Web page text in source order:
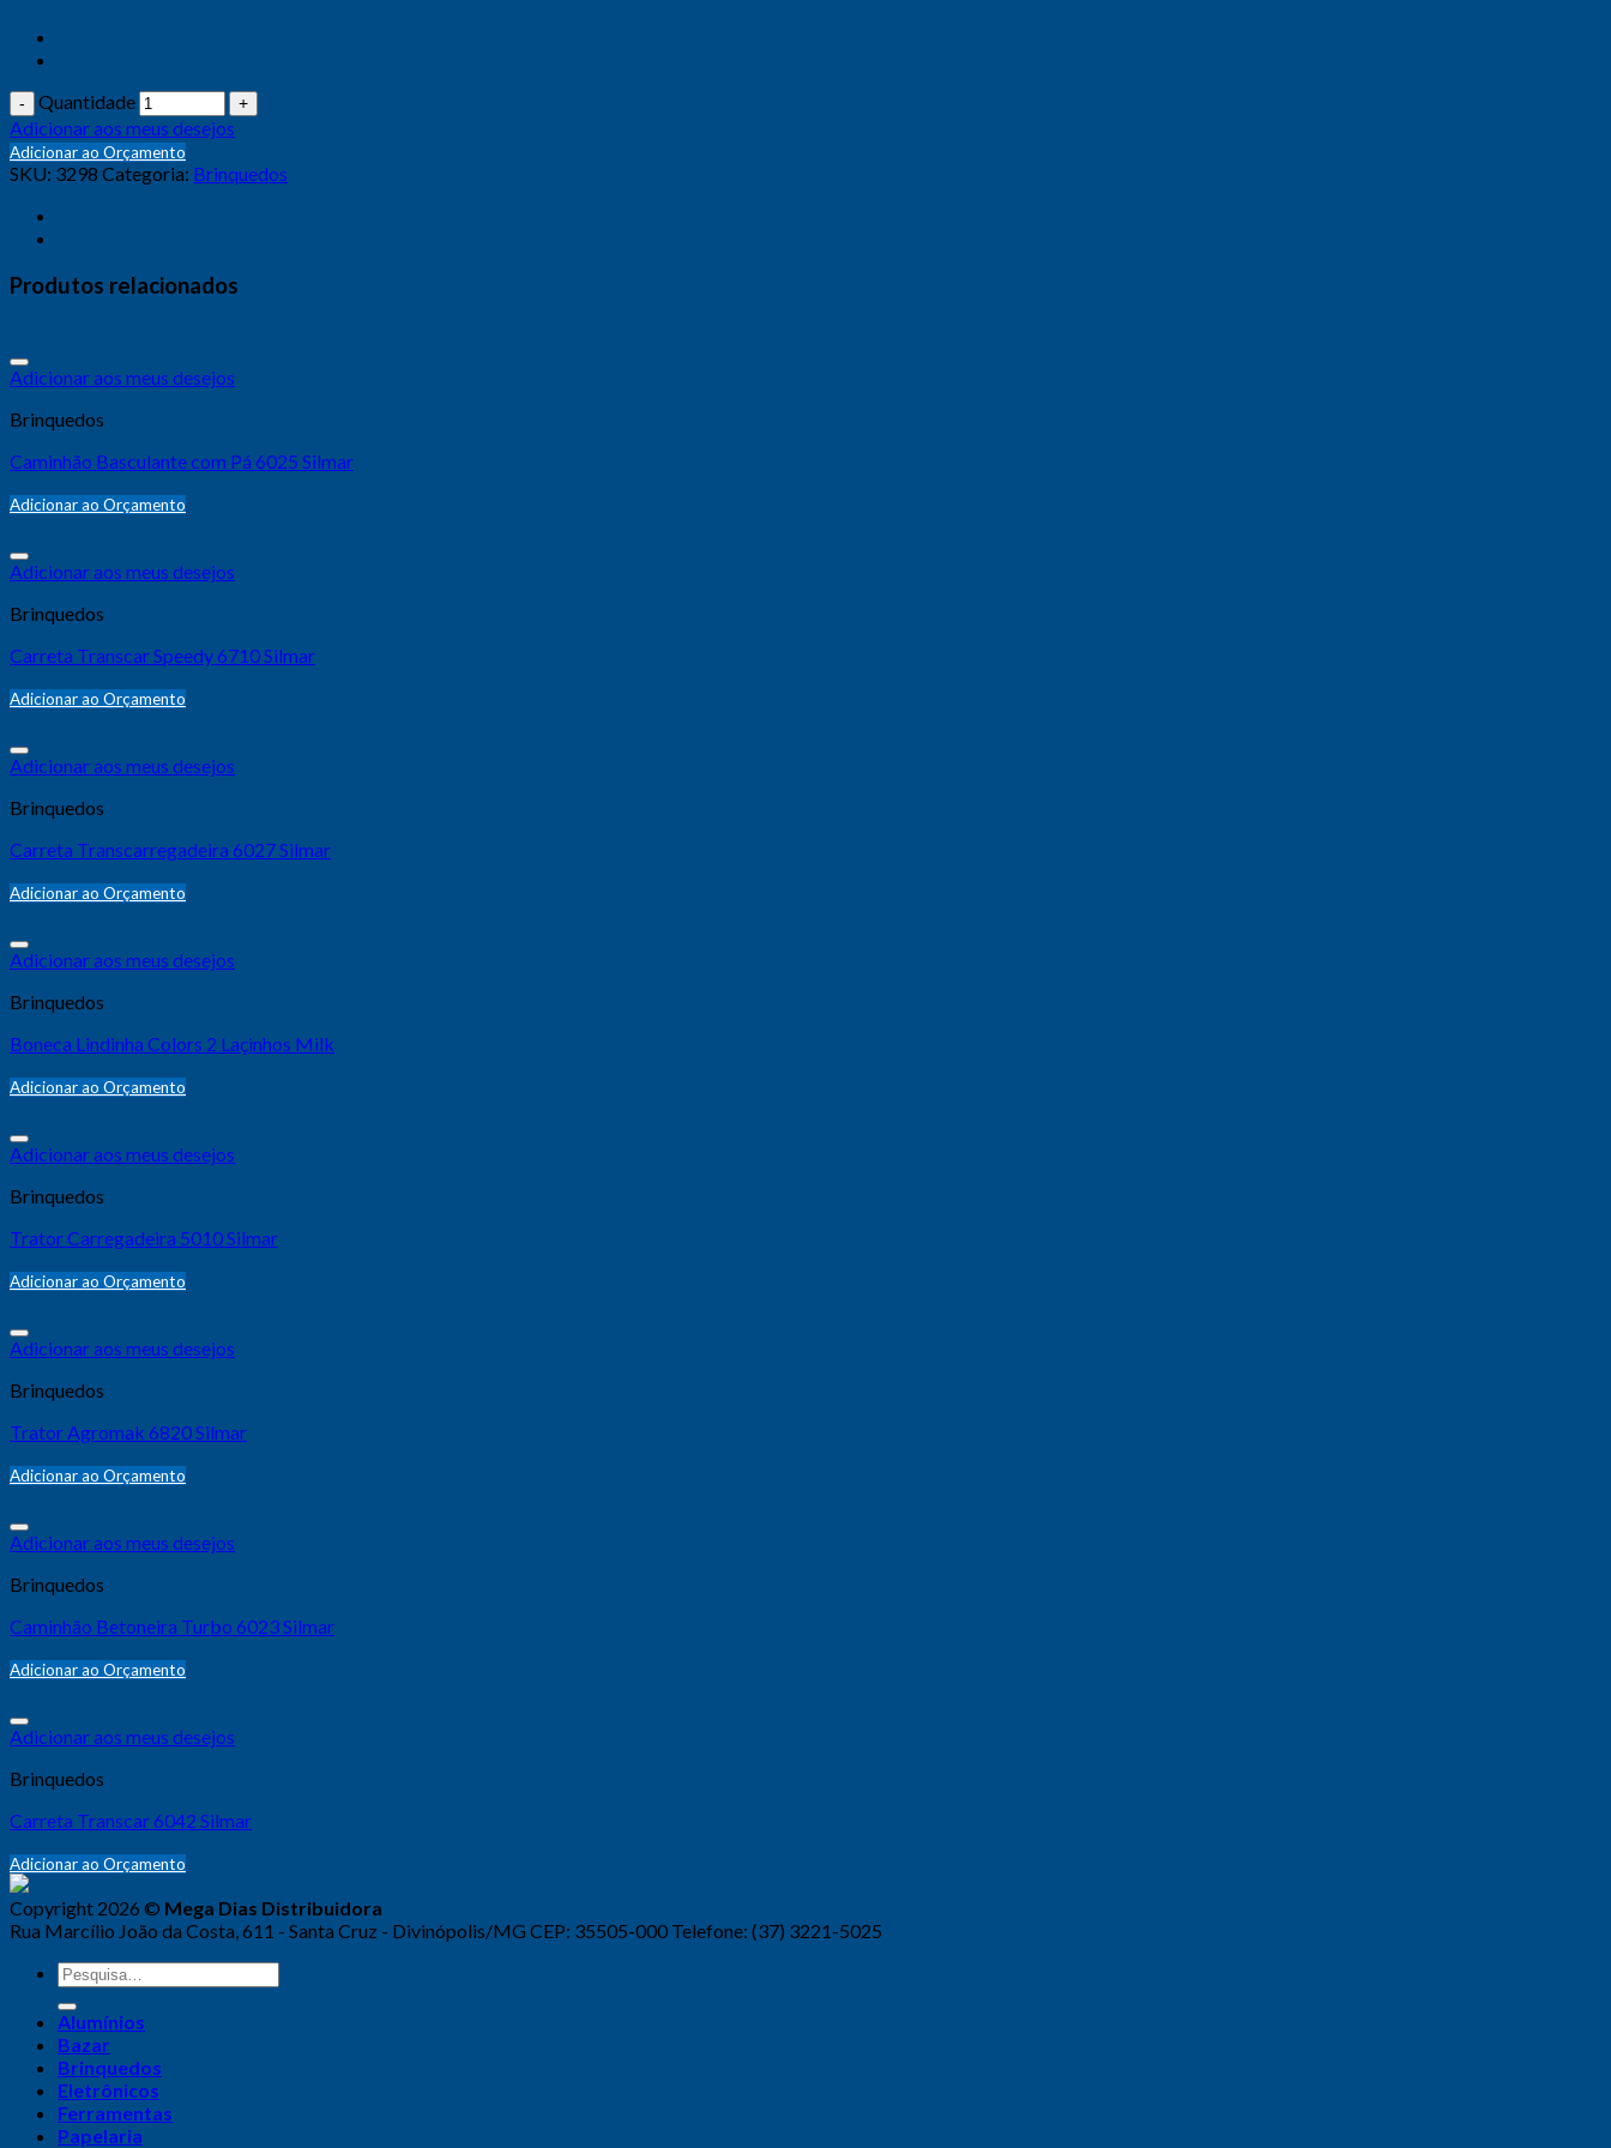
Quantidade
Adicionar aos meus desejos
Adicionar ao Orçamento
SKU: 3298 Categoria: Brinquedos
Produtos relacionados
Adicionar aos meus desejos
Brinquedos
Caminhão Basculante com Pá 6025 Silmar
Adicionar ao Orçamento
Adicionar aos meus desejos
Brinquedos
Carreta Transcar Speedy 6710 Silmar
Adicionar ao Orçamento
Adicionar aos meus desejos
Brinquedos
Carreta Transcarregadeira 6027 Silmar
Adicionar ao Orçamento
Adicionar aos meus desejos
Brinquedos
Boneca Lindinha Colors 2 Laçinhos Milk
Adicionar ao Orçamento
Adicionar aos meus desejos
Brinquedos
Trator Carregadeira 5010 Silmar
Adicionar ao Orçamento
Adicionar aos meus desejos
Brinquedos
Trator Agromak 6820 Silmar
Adicionar ao Orçamento
Adicionar aos meus desejos
Brinquedos
Caminhão Betoneira Turbo 6023 Silmar
Adicionar ao Orçamento
Adicionar aos meus desejos
Brinquedos
Carreta Transcar 6042 Silmar
Adicionar ao Orçamento
Copyright 2026 © Mega Dias Distribuidora
Rua Marcílio João da Costa, 611 - Santa Cruz - Divinópolis/MG CEP: 35505-000 Telefone: (37) 3221-5025
Alumínios
Bazar
Brinquedos
Eletrônicos
Ferramentas
Papelaria